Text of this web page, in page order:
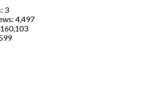
3
4,497